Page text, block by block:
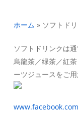
ホーム » ソフトド
ソフトドリンクは
烏龍茶／緑茶／紅
ーツジュースをご
www.facebook.com